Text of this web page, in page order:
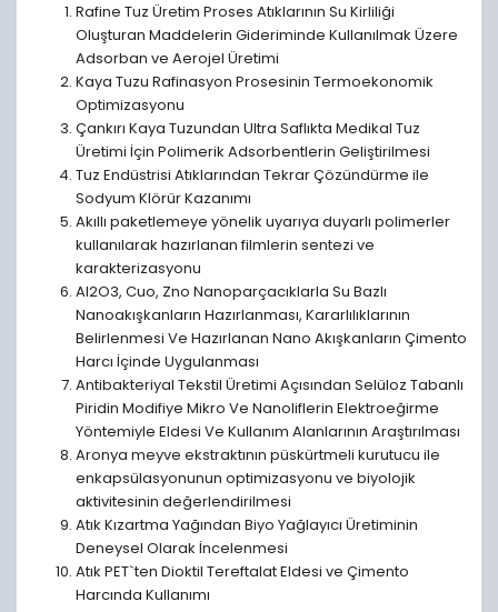
Rafine Tuz Üretim Proses Atıklarının Su Kirliliği
Oluşturan Maddelerin Gideriminde Kullanılmak Üzere
Adsorban ve Aerojel Üretimi
Kaya Tuzu Rafinasyon Prosesinin Termoekonomik
Optimizasyonu
Çankırı Kaya Tuzundan Ultra Saflıkta Medikal Tuz
Üretimi İçin Polimerik Adsorbentlerin Geliştirilmesi
Tuz Endüstrisi Atıklarından Tekrar Çözündürme ile
Sodyum Klörür Kazanımı
Akıllı paketlemeye yönelik uyarıya duyarlı polimerler
kullanılarak hazırlanan filmlerin sentezi ve
karakterizasyonu
Al2O3, Cuo, Zno Nanoparçacıklarla Su Bazlı
Nanoakışkanların Hazırlanması, Kararlılıklarının
Belirlenmesi Ve Hazırlanan Nano Akışkanların Çimento
Harcı İçinde Uygulanması
Antibakteriyal Tekstil Üretimi Açısından Selüloz Tabanlı
Piridin Modifiye Mikro Ve Nanoliflerin Elektroeğirme
Yöntemiyle Eldesi Ve Kullanım Alanlarının Araştırılması
Aronya meyve ekstraktının püskürtmeli kurutucu ile
enkapsülasyonunun optimizasyonu ve biyolojik
aktivitesinin değerlendirilmesi
Atık Kızartma Yağından Biyo Yağlayıcı Üretiminin
Deneysel Olarak İncelenmesi
Atık PET`ten Dioktil Tereftalat Eldesi ve Çimento
Harcında Kullanımı